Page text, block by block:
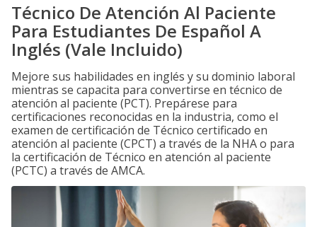
Técnico De Atención Al Paciente
Para Estudiantes De Español A
Inglés (Vale Incluido)
Mejore sus habilidades en inglés y su dominio laboral
mientras se capacita para convertirse en técnico de
atención al paciente (PCT). Prepárese para
certificaciones reconocidas en la industria, como el
examen de certificación de Técnico certificado en
atención al paciente (CPCT) a través de la NHA o para
la certificación de Técnico en atención al paciente
(PCTC) a través de AMCA.